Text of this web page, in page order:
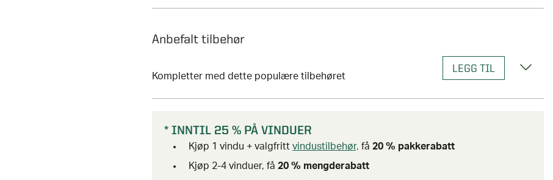
Anbefalt tilbehør
Kompletter med dette populære tilbehøret
* INNTIL 25 % PÅ VINDUER
Kjøp 1 vindu + valgfritt vindustilbehør, få 20 % pakkerabatt
Kjøp 2-4 vinduer, få 20 % mengderabatt